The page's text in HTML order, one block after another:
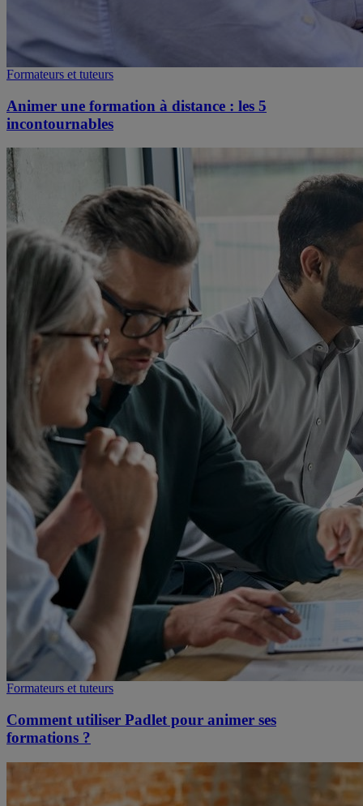
Formateurs et tuteurs
Animer une formation à distance : les 5
incontournables
Formateurs et tuteurs
Comment utiliser Padlet pour animer ses
formations ?